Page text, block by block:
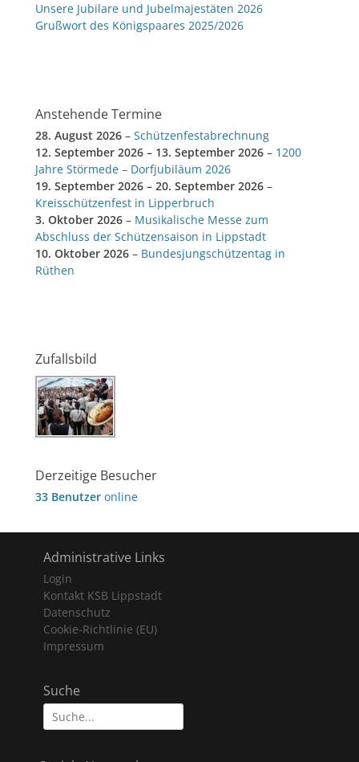
Unsere Jubilare und Jubelmajestäten 2026
Grußwort des Königspaares 2025/2026
Anstehende Termine
28. August 2026 – Schützenfestabrechnung
12. September 2026 – 13. September 2026 – 1200
Jahre Störmede – Dorfjubiläum 2026
19. September 2026 – 20. September 2026 –
Kreisschützenfest in Lipperbruch
3. Oktober 2026 – Musikalische Messe zum
Abschluss der Schützensaison in Lippstadt
10. Oktober 2026 – Bundesjungschützentag in
Rüthen
Zufallsbild
Derzeitige Besucher
33 Benutzer online
Administrative Links
Login
Kontakt KSB Lippstadt
Datenschutz
Cookie-Richtlinie (EU)
Impressum
Suche
Suche
nach: